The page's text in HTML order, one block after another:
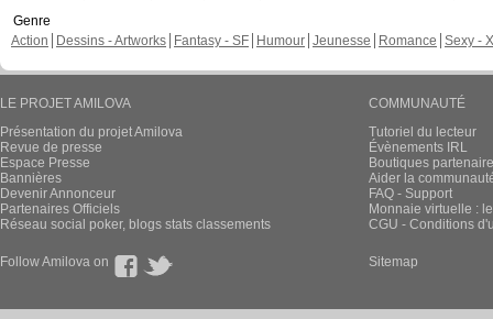
Genre
Action
Dessins - Artworks Fantasy - SF Humour Jeunesse Romance Sexy -
LE PROJET AMILOVA
Présentation du projet Amilova
Revue de presse
Espace Presse
Bannières
Devenir Annonceur
Partenaires Officiels
Réseau social poker, blogs stats classements
COMMUNAUTÉ
Tutoriel du lecteur
Évènements IRL
Boutiques
Aider la
FAQ - Support
Monnaie virtuelle :
CGU - Conditions
Follow Amilova on Sitemap